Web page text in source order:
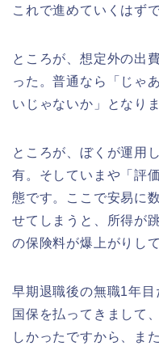
これで進めていくはず
ところが、想定外の出
った。普通なら「じゃ
いじゃないか」となり
ところが、ぼくが運用
有。そしていまや「評
態です。ここで安易に
せてしまうと、所得が
の保険料が爆上がりし
早期退職後の無職1年
国保を払ってきまして
しかったですから、ま